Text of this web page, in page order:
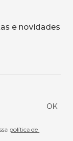
e novidades
OK
política de